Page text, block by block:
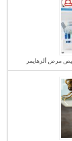
مرض ألزهايمر